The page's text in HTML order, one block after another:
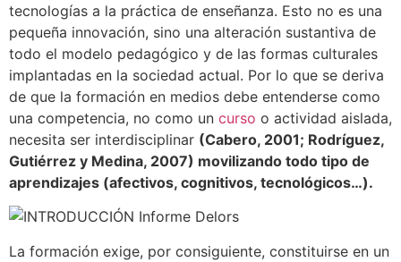
tecnologías a la práctica de enseñanza. Esto no es una
pequeña innovación, sino una alteración sustantiva de
todo el modelo pedagógico y de las formas culturales
implantadas en la sociedad actual. Por lo que se deriva
de que la formación en medios debe entenderse como
una competencia, no como un curso o actividad aislada,
necesita ser interdisciplinar (Cabero, 2001; Rodríguez,
Gutiérrez y Medina, 2007) movilizando todo tipo de
aprendizajes (afectivos, cognitivos, tecnológicos…).
La formación exige, por consiguiente, constituirse en un